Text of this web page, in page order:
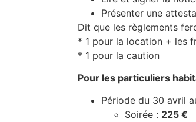
Présenter une
Dit que les règlements
* 1 pour la location + les
* 1 pour la caution
Pour les particuliers
Période du 30 avril
Soirée : 225 €